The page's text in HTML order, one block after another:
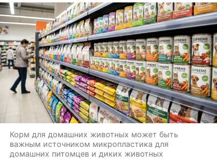
Корм для домашних животных может быть
важным источником микропластика для
домашних питомцев и диких животных